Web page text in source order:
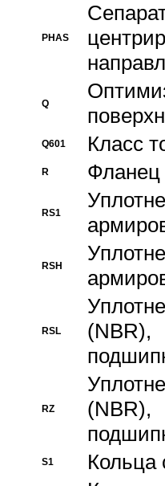
PHAS
Q
Q601 Класс
R Фланец
RS1
RSH
RSL
RZ
S1 Кольца